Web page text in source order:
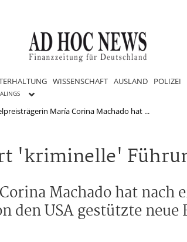
WISSENSCHAFT AUSLAND POLIZEI
María Corina Machado hat ...
'kriminelle'
Machado hat nach
den USA gestützte